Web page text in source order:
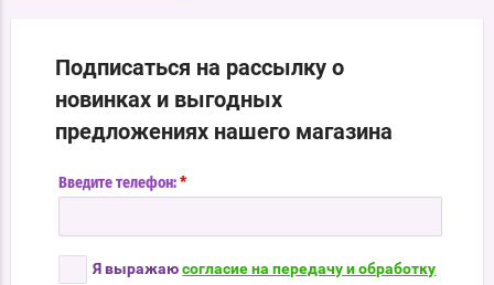
Подписаться на рассылку о
новинках и выгодных
предложениях нашего магазина
Введите телефон:*
Я выражаюсогласие на передачу и обработку